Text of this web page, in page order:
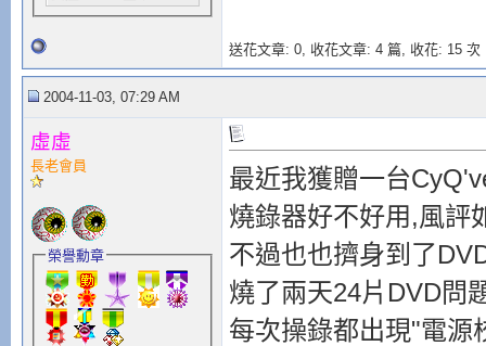
送花文章: 0, 收花文章: 4 篇, 收花: 15 次
2004-11-03, 07:29 AM
虛虛
長老會員
榮譽勳章
最近我獲贈一台
燒錄器好不好用,風評
不過也也擠身到了
燒了兩天24片DVD問
每次操錄都出現"電源